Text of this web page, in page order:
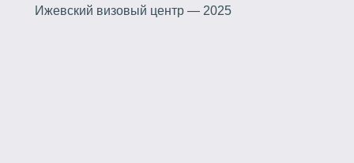
Ижевский визовый центр — 2025